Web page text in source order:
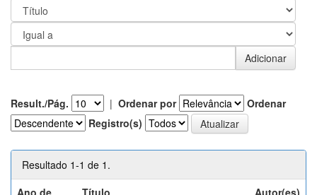
Result./Pág. | Ordenar por
Ordenar
Registro(s)
Resultado 1-1 de 1.
Ano de
Título Autor(es)